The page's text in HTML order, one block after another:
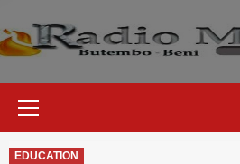
to
content
EDUCATION